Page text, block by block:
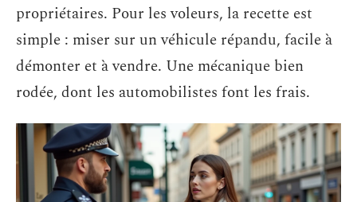
propriétaires. Pour les voleurs, la recette est
simple : miser sur un véhicule répandu, facile à
démonter et à vendre. Une mécanique bien
rodée, dont les automobilistes font les frais.